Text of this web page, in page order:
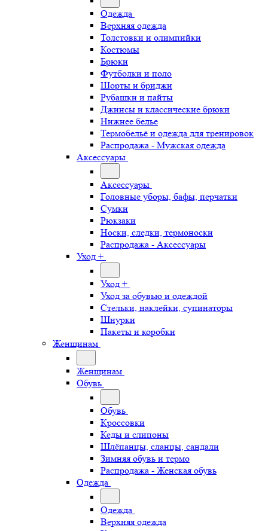
Одежда
Верхняя одежда
Толстовки и олимпийки
Костюмы
Брюки
Футболки и поло
Шорты и бриджи
Рубашки и пайты
Джинсы и классические брюки
Нижнее белье
Термобельё и одежда для тренировок
Распродажа - Мужская одежда
Аксессуары
Аксессуары
Головные уборы, бафы, перчатки
Сумки
Рюкзаки
Носки, следки, термоноски
Распродажа - Аксессуары
Уход +
Уход +
Уход за обувью и одеждой
Стельки, наклейки, супинаторы
Шнурки
Пакеты и коробки
Женщинам
Женщинам
Обувь
Обувь
Кроссовки
Кеды и слипоны
Шлёпанцы, сланцы, сандали
Зимняя обувь и термо
Распродажа - Женская обувь
Одежда
Одежда
Верхняя одежда